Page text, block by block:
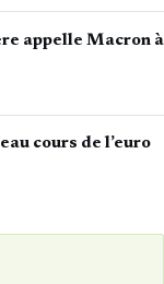
appelle Macron à
cours de l’euro